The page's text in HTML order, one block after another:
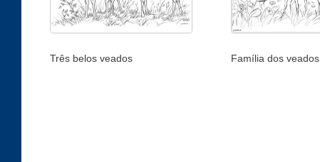
Três belos veados Família dos veados